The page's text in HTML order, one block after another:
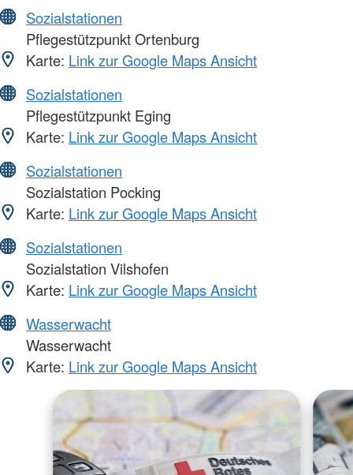
Sozialstationen
Pflegestützpunkt Ortenburg
Karte: Link zur Google Maps Ansicht
Sozialstationen
Pflegestützpunkt Eging
Karte: Link zur Google Maps Ansicht
Sozialstationen
Sozialstation Pocking
Karte: Link zur Google Maps Ansicht
Sozialstationen
Sozialstation Vilshofen
Karte: Link zur Google Maps Ansicht
Wasserwacht
Wasserwacht
Karte: Link zur Google Maps Ansicht